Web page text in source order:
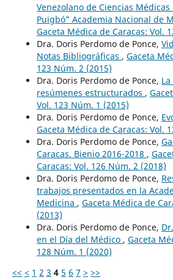
Venezolano de Ciencias Médicas
Puigbó” Academia Nacional de
Gaceta Médica de Caracas: Vol.
Dra. Doris Perdomo de Ponce,
Notas Bibliográficas , Gaceta
123 Núm. 2 (2015)
Dra. Doris Perdomo de Ponce,
resúmenes estructurados ,
Vol. 123 Núm. 1 (2015)
Dra. Doris Perdomo de Ponce,
Gaceta Médica de Caracas: Vol.
Dra. Doris Perdomo de Ponce,
Caracas. Bienio 2016-2018 ,
Caracas: Vol. 126 Núm. 2 (2018)
Dra. Doris Perdomo de Ponce,
trabajos presentados en la
Medicina , Gaceta Médica de
(2013)
Dra. Doris Perdomo de Ponce,
en el Día del Médico , Gaceta
128 Núm. 1 (2020)
<< < 1 2 3 4 5 6 7 > >>